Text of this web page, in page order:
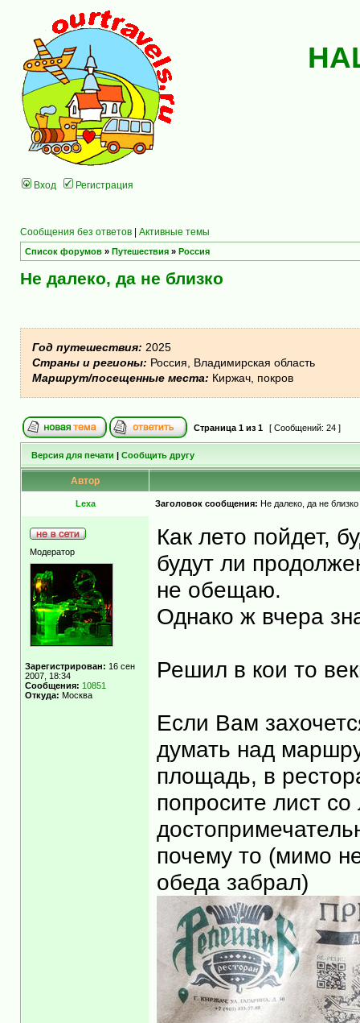
Вход Регистрация
Сообщения без ответов | Активные темы
Список форумов » Путешествия » Россия
Не далеко, да не близко
Год путешествия: 2025
Страны и регионы: Россия, Владимирская область
Маршрут/посещенные места: Киржач, покров
Страница 1 из 1 [ Сообщений: 24 ]
Версия для печати | Сообщить другу
Автор
Lexa Заголовок сообщения: Не далеко, да не близко
Модератор
Зарегистрирован: 16 сен
2007, 18:34
Сообщения: 10851
Откуда: Москва
Как лето пойдет,
будут ли
не обещаю.
Однако ж вчера
Решил в кои то
Если Вам
думать над
площадь, в
попросите лист
почему то (мимо
обеда забрал)